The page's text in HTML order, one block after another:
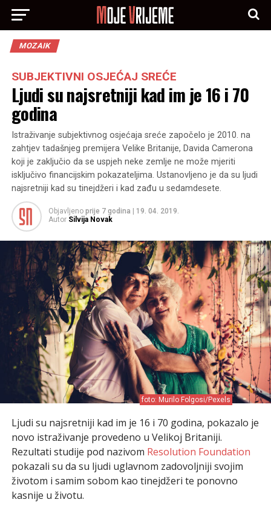
MOZAIK
SUBJEKTIVNI OSJEĆAJ SREĆE
Ljudi su najsretniji kad im je 16 i 70
godina
Istraživanje subjektivnog osjećaja sreće započelo je 2010. na
zahtjev tadašnjeg premijera Velike Britanije, Davida Camerona
koji je zaključio da se uspjeh neke zemlje ne može mjeriti
isključivo financijskim pokazateljima. Ustanovljeno je da su ljudi
najsretniji kad su tinejdžeri i kad zađu u sedamdesete.
Objavljeno prije 7 godina
19. 04. 2019.
Autor Silvija Novak
foto: Murilo Folgosi/Pexels
Ljudi su najsretniji kad im je 16 i 70 godina, pokazalo je
novo istraživanje provedeno u Velikoj Britaniji.
Rezultati studije pod nazivom Resolution Foundation
pokazali su da su ljudi uglavnom zadovoljniji svojim
životom i samim sobom kao tinejdžeri te ponovno
kasnije u životu.